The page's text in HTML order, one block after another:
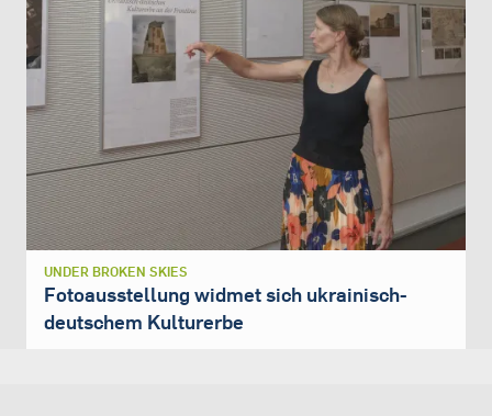
UNDER BROKEN SKIES
Fotoausstellung widmet sich ukrainisch-
deutschem Kulturerbe